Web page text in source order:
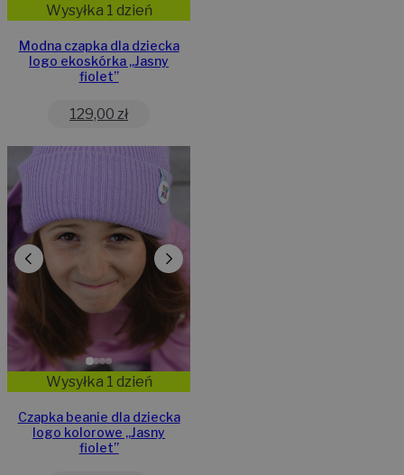
Wysyłka 1 dzień
Modna czapka dla dziecka
logo ekoskórka „Jasny
fiolet”
129,00 zł
Wysyłka 1 dzień
Czapka beanie dla dziecka
logo kolorowe „Jasny
fiolet”